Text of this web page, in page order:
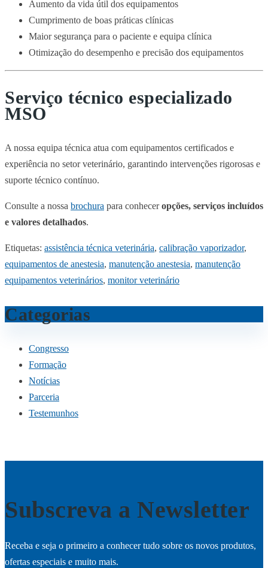
Aumento da vida útil dos equipamentos
Cumprimento de boas práticas clínicas
Maior segurança para o paciente e equipa clínica
Otimização do desempenho e precisão dos equipamentos
Serviço técnico especializado
MSO
A nossa equipa técnica atua com equipamentos certificados e
experiência no setor veterinário, garantindo intervenções rigorosas e
suporte técnico contínuo.
Consulte a nossa brochura para conheceropções, serviços incluídos
e valores detalhados.
Etiquetas: assistência técnica veterinária, calibração vaporizador,
equipamentos de anestesia, manutenção anestesia, manutenção
equipamentos veterinários, monitor veterinário
Categorias
Congresso
Formação
Notícias
Parceria
Testemunhos
Subscreva a Newsletter
Receba e seja o primeiro a conhecer tudo sobre os novos produtos,
ofertas especiais e muito mais.